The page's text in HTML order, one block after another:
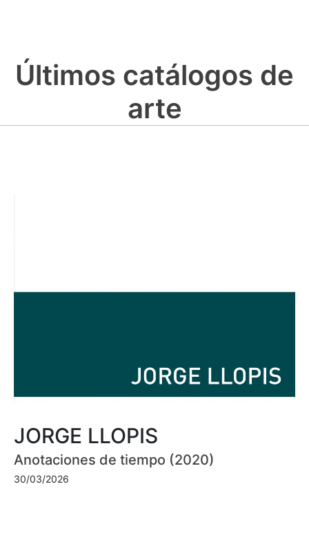
Últimos catálogos de
arte
JORGE LLOPIS
Anotaciones de tiempo (2020)
30/03/2026